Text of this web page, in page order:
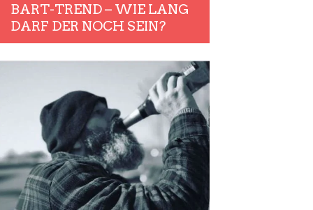
BART-TREND – WIE LANG
DARF DER NOCH SEIN?